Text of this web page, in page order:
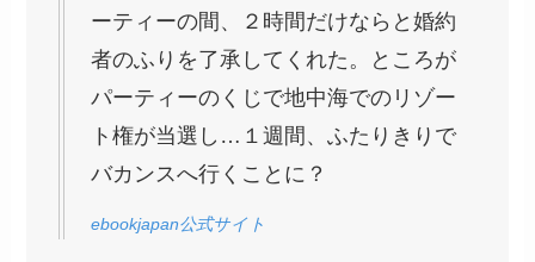
ーティーの間、２時間だけならと婚約
者のふりを了承してくれた。ところが
パーティーのくじで地中海でのリゾー
ト権が当選し…１週間、ふたりきりで
バカンスへ行くことに？
ebookjapan公式サイト